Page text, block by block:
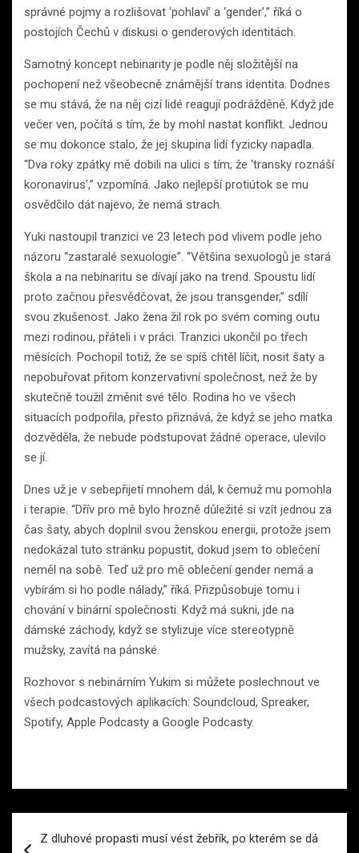
správné pojmy a rozlišovat ‘pohlaví’ a ‘gender’,” říká o
postojích Čechů v diskusi o genderových identitách.
Samotný koncept nebinarity je podle něj složitější na
pochopení než všeobecně známější trans identita. Dodnes
se mu stává, že na něj cizí lidé reagují podrážděně. Když jde
večer ven, počítá s tím, že by mohl nastat konflikt. Jednou
se mu dokonce stalo, že jej skupina lidí fyzicky napadla.
“Dva roky zpátky mě dobili na ulici s tím, že ‘transky roznáší
koronavirus’,” vzpomíná. Jako nejlepší protiútok se mu
osvědčilo dát najevo, že nemá strach.
Yuki nastoupil tranzici ve 23 letech pod vlivem podle jeho
názoru “zastaralé sexuologie”. “Většina sexuologů je stará
škola a na nebinaritu se dívají jako na trend. Spoustu lidí
proto začnou přesvědčovat, že jsou transgender,” sdílí
svou zkušenost. Jako žena žil rok po svém coming outu
mezi rodinou, přáteli i v práci. Tranzici ukončil po třech
měsících. Pochopil totiž, že se spíš chtěl líčit, nosit šaty a
nepobuřovat přitom konzervativní společnost, než že by
skutečně toužil změnit své tělo. Rodina ho ve všech
situacích podpořila, přesto přiznává, že když se jeho matka
dozvěděla, že nebude podstupovat žádné operace, ulevilo
se jí.
Dnes už je v sebepřijetí mnohem dál, k čemuž mu pomohla
i terapie. “Dřív pro mě bylo hrozně důležité si vzít jednou za
čas šaty, abych doplnil svou ženskou energii, protože jsem
nedokázal tuto stránku popustit, dokud jsem to oblečení
neměl na sobě. Teď už pro mě oblečení gender nemá a
vybírám si ho podle nálady,” říká. Přizpůsobuje tomu i
chování v binární společnosti. Když má sukni, jde na
dámské záchody, když se stylizuje více stereotypně
mužsky, zavítá na pánské.
Rozhovor s nebinárním Yukim si můžete poslechnout ve
všech podcastových aplikacích: Soundcloud, Spreaker,
Spotify, Apple Podcasty a Google Podcasty.
Z dluhové propasti musí vést žebřík, po kterém se dá